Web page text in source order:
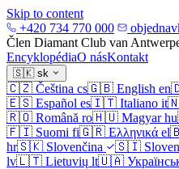
Skip to content
+420 734 770 000
Člen Diamant Club van
EncyklopédiaO násKontakt
🇸🇰 sk
🇨🇿 Čeština cs🇬🇧 English en
🇪🇸 Español es🇮🇹 Italiano it
🇷🇴 Română ro🇭🇺 Magyar hu
🇫🇮 Suomi fi🇬🇷 Ελληνικά el
hr🇸🇰 Slovenčina 🇸🇮
lv🇱🇹 Lietuvių lt🇺🇦